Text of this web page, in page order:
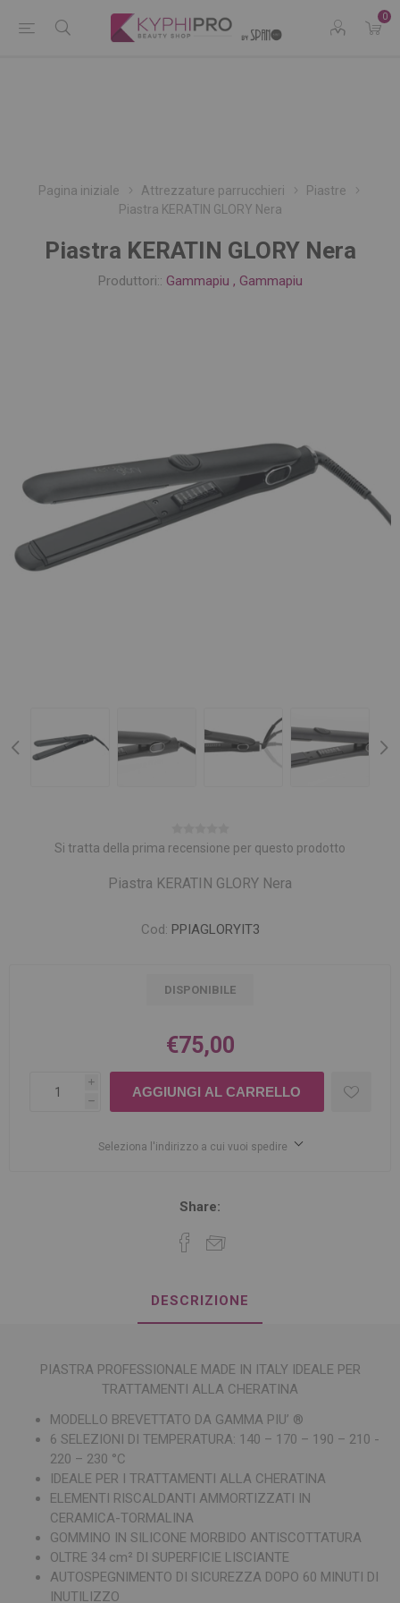
0
Pagina iniziale Attrezzature parrucchieri
Piastre
Piastra KERATIN GLORY Nera
Piastra KERATIN GLORY Nera
Produttori:: Gammapiu , Gammapiu
Si tratta della prima recensione per questo prodotto
Piastra KERATIN GLORY Nera
Cod: PPIAGLORYIT3
DISPONIBILE
€75,00
i
h
Seleziona l'indirizzo a cui vuoi spedire
Share:
DESCRIZIONE
PIASTRA PROFESSIONALE MADE IN ITALY IDEALE PER
TRATTAMENTI ALLA CHERATINA
MODELLO BREVETTATO DA GAMMA PIU’ ®
6 SELEZIONI DI TEMPERATURA: 140 – 170 – 190 – 210 -
220 – 230 °C
IDEALE PER I TRATTAMENTI ALLA CHERATINA
ELEMENTI RISCALDANTI AMMORTIZZATI IN
CERAMICA-TORMALINA
GOMMINO IN SILICONE MORBIDO ANTISCOTTATURA
OLTRE 34 cm² DI SUPERFICIE LISCIANTE
AUTOSPEGNIMENTO DI SICUREZZA DOPO 60 MINUTI DI
INUTILIZZO